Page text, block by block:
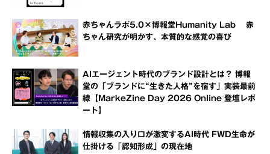
赤ちゃんラボ5.0×博報堂Humanity Lab 赤
ちゃん研究が明かす、本質的な感覚の喜び
AIエージェント時代のブランド設計とは？ 博報
堂の「ブランドに“生きた人格”を宿す」実装最前
線【MarkeZine Day 2026 Online 登壇レポ
ート】
情報収集の入り口が激変するAI時代 FWD生命が
仕掛ける「認知形成」の現在地